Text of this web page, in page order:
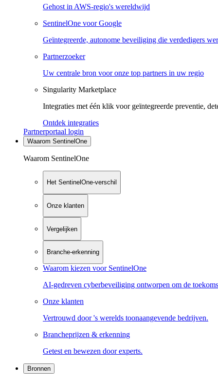
Gehost in AWS-regio's wereldwijd
SentinelOne voor Google
Geïntegreerde, autonome beveiliging die verdedigers
Partnerzoeker
Uw centrale bron voor onze top partners in uw regio
Singularity Marketplace
Integraties met één klik voor geïntegreerde preventie,
Ontdek integraties
Partnerportaal login
Waarom SentinelOne
Waarom SentinelOne
Het SentinelOne-verschil
Onze klanten
Vergelijken
Branche-erkenning
Waarom kiezen voor SentinelOne
AI-gedreven cyberbeveiliging ontworpen om de
Onze klanten
Vertrouwd door 's werelds toonaangevende bedrijven.
Brancheprijzen & erkenning
Getest en bewezen door experts.
Bronnen